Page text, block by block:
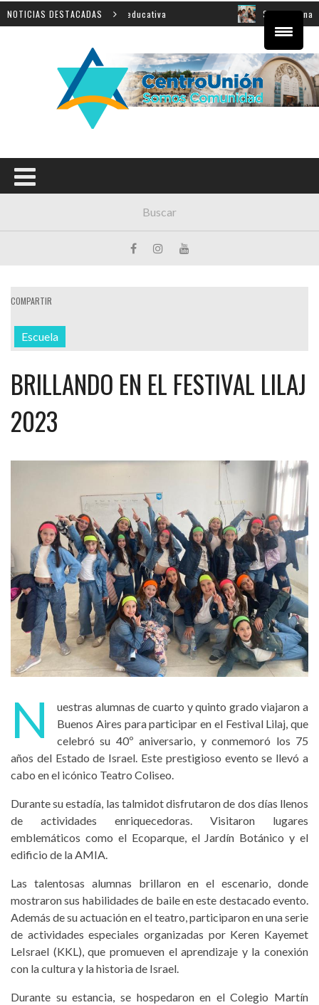
NOTICIAS DESTACADAS
innovación educativa Shahak: una nueva
COMPARTIR
Escuela
BRILLANDO EN EL FESTIVAL LILAJ
2023
N
uestras alumnas de cuarto y quinto grado viajaron a
Buenos Aires para participar en el Festival Lilaj, que
celebró su 40º aniversario, y conmemoró los 75
años del Estado de Israel. Este prestigioso evento se llevó a
cabo en el icónico Teatro Coliseo.
Durante su estadía, las talmidot disfrutaron de dos días llenos
de actividades enriquecedoras. Visitaron lugares
emblemáticos como el Ecoparque, el Jardín Botánico y el
edificio de la AMIA.
Las talentosas alumnas brillaron en el escenario, donde
mostraron sus habilidades de baile en este destacado evento.
Además de su actuación en el teatro, participaron en una serie
de actividades especiales organizadas por Keren Kayemet
LeIsrael (KKL), que promueven el aprendizaje y la conexión
con la cultura y la historia de Israel.
Durante su estancia, se hospedaron en el Colegio Martín